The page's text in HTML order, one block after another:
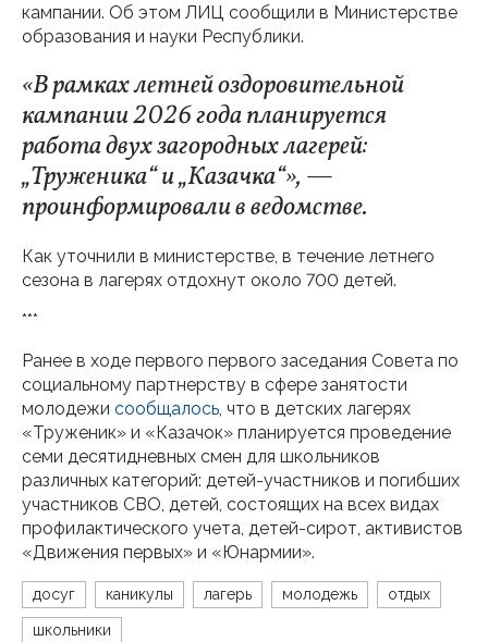
кампании. Об этом ЛИЦ сообщили в Министерстве
образования и науки Республики.
«В рамках летней оздоровительной
кампании 2026 года планируется
работа двух загородных лагерей:
„Труженика“ и „Казачка“», —
проинформировали в ведомстве.
Как уточнили в министерстве, в течение летнего
сезона в лагерях отдохнут около 700 детей.
***
Ранее в ходе первого первого заседания Совета по
социальному партнерству в сфере занятости
молодежи сообщалось, что в детских лагерях
«Труженик» и «Казачок» планируется проведение
семи десятидневных смен для школьников
различных категорий: детей-участников и погибших
участников СВО, детей, состоящих на всех видах
профилактического учета, детей-сирот, активистов
«Движения первых» и «Юнармии».
досуг каникулы лагерь молодежь отдых
школьники